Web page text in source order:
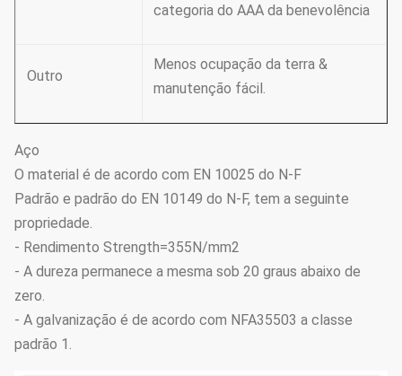
categoria do AAA da benevolência
Outro
Menos ocupação da terra &
manutenção fácil.
Aço
O material é de acordo com EN 10025 do N-F
Padrão e padrão do EN 10149 do N-F, tem a seguinte
propriedade.
- Rendimento Strength=355N/mm2
- A dureza permanece a mesma sob 20 graus abaixo de
zero.
- A galvanização é de acordo com NFA35503 a classe
padrão 1.